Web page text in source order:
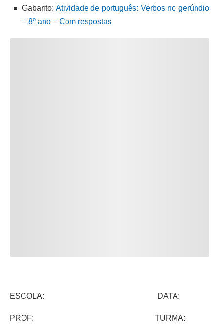
Gabarito: Atividade de português: Verbos no gerúndio
– 8º ano – Com respostas
ESCOLA: DATA:
PROF: TURMA: